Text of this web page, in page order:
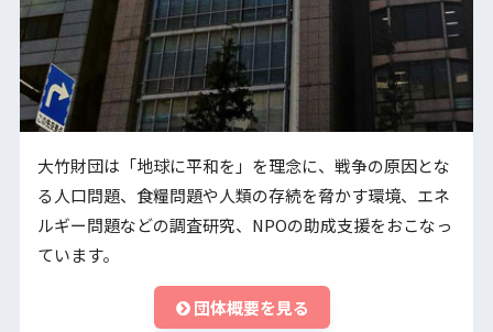
大竹財団は「地球に平和を」を理念に、戦争の原因とな
る人口問題、食糧問題や人類の存続を脅かす環境、エネ
ルギー問題などの調査研究、NPOの助成支援をおこなっ
ています。
団体概要を見る